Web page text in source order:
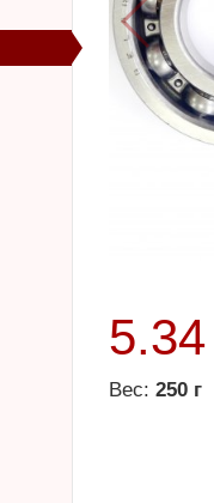
5.34
Вес: 250 г